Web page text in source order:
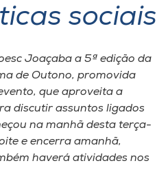
sociais
Joaçaba a 5ª edição da
de Outono, promovida
que aproveita a
discutir assuntos ligados
na manhã desta terça-
e encerra amanhã,
haverá atividades nos